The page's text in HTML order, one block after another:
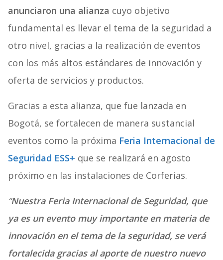
anunciaron una alianza cuyo objetivo
fundamental es llevar el tema de la seguridad a
otro nivel, gracias a la realización de eventos
con los más altos estándares de innovación y
oferta de servicios y productos.
Gracias a esta alianza, que fue lanzada en
Bogotá, se fortalecen de manera sustancial
eventos como la próxima Feria Internacional de
Seguridad ESS+ que se realizará en agosto
próximo en las instalaciones de Corferias.
“Nuestra Feria Internacional de Seguridad, que
ya es un evento muy importante en materia de
innovación en el tema de la seguridad, se verá
fortalecida gracias al aporte de nuestro nuevo